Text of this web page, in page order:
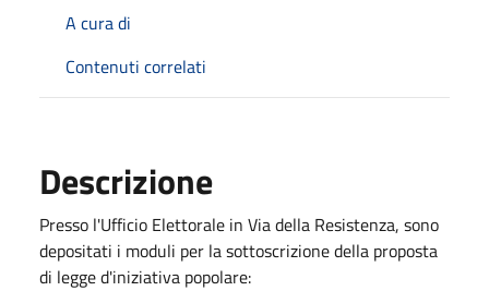
A cura di
Contenuti correlati
Descrizione
Presso l'Ufficio Elettorale in Via della Resistenza, sono
depositati i moduli per la sottoscrizione della proposta
di legge d'iniziativa popolare: